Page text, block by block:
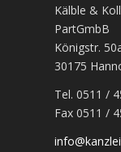
Kälble &
PartGmbB
Königstr.
30175
Tel. 0511 /
Fax 0511 /